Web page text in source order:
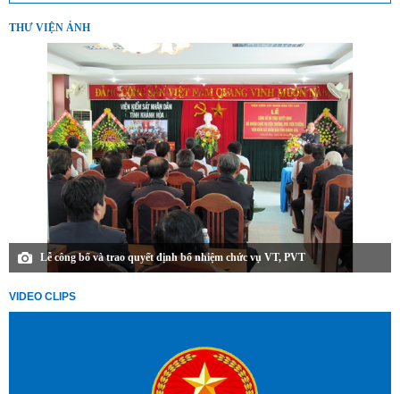
THƯ VIỆN ẢNH
Lễ công bố và trao quyết định bổ nhiệm chức vụ VT, PVT
VIDEO CLIPS